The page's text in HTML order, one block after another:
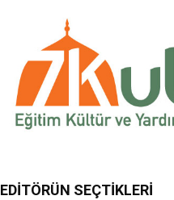
EDİTÖRÜN SEÇTİKLERİ